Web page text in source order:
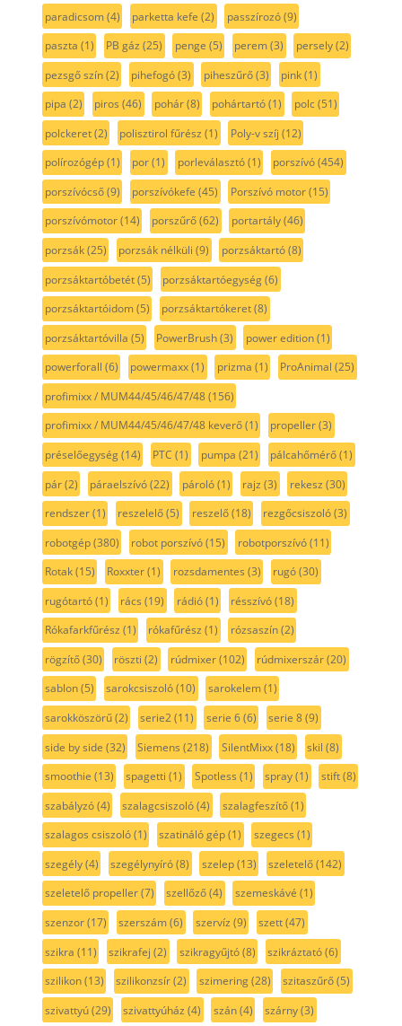
paradicsom(4) parketta kefe (2) passzírozó(9)
paszta (1) PB gáz (25) penge (5) perem(3) persely(2)
pezsgő szín(2) pihefogó(3) piheszűrő(3) pink(1)
pipa (2) piros (46) pohár(8) pohártartó(1) polc(51)
polckeret(2) polisztirol fűrész (1) Poly-v szíj (12)
polírozógép(1) por(1) porleválasztó(1) porszívó(454)
porszívócső(9) porszívókefe (45) Porszívó motor(15)
porszívómotor(14) porszűrő(62) portartály(46)
porzsák(25) porzsák nélküli (9) porzsáktartó(8)
porzsáktartóbetét(5) porzsáktartóegység(6)
porzsáktartóidom(5) porzsáktartókeret(8)
porzsáktartóvilla (5) PowerBrush(3) power edition(1)
powerforall (6) powermaxx(1) prizma (1) ProAnimal (25)
profimixx / MUM44/45/46/47/48(156)
profimixx / MUM44/45/46/47/48 keverő(1) propeller(3)
préselőegység(14) PTC (1) pumpa (21) pálcahőmérő(1)
pár(2) páraelszívó(22) pároló(1) rajz (3) rekesz (30)
rendszer(1) reszelelő(5) reszelő(18) rezgőcsiszoló(3)
robotgép(380) robot porszívó(15) robotporszívó(11)
Rotak(15) Roxxter(1) rozsdamentes (3) rugó(30)
rugótartó(1) rács (19) rádió(1) résszívó(18)
Rókafarkfűrész (1) rókafűrész (1) rózsaszín(2)
rögzítő(30) röszti (2) rúdmixer(102) rúdmixerszár(20)
sablon(5) sarokcsiszoló(10) sarokelem(1)
sarokköszörű(2) serie2(11) serie 6(6) serie 8(9)
side by side (32) Siemens (218) SilentMixx(18) skil (8)
smoothie (13) spagetti (1) Spotless (1) spray(1) stift(8)
szabályzó(4) szalagcsiszoló(4) szalagfeszítő(1)
szalagos csiszoló(1) szatináló gép(1) szegecs (1)
szegély(4) szegélynyíró(8) szelep(13) szeletelő(142)
szeletelő propeller(7) szellőző(4) szemeskávé (1)
szenzor(17) szerszám(6) szervíz (9) szett(47)
szikra (11) szikrafej (2) szikragyűjtó(8) szikráztató(6)
szilikon(13) szilikonzsír(2) szimering(28) szitaszűrő(5)
szivattyú(29) szivattyúház (4) szán(4) szárny(3)